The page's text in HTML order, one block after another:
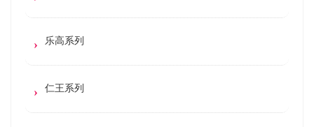
乐高系列
仁王系列